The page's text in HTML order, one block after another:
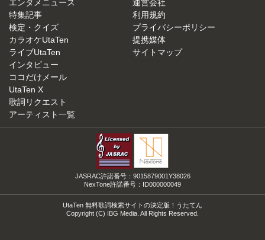
エンタメニュース
特集記事
検定・クイズ
カラオケUtaTen
ライブUtaTen
インタビュー
ココだけメール
UtaTen X
歌詞リクエスト
アーティスト一覧
運営会社
利用規約
プライバシーポリシー
提携媒体
サイトマップ
JASRAC許諾番号：9015879001Y38026
NexTone許諾番号：ID000000049
UtaTen 無料歌詞検索サイトの決定版！うたてん
Copyright (C) IBG Media. All Rights Reserved.